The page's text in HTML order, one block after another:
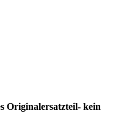
Originalersatzteil- kein